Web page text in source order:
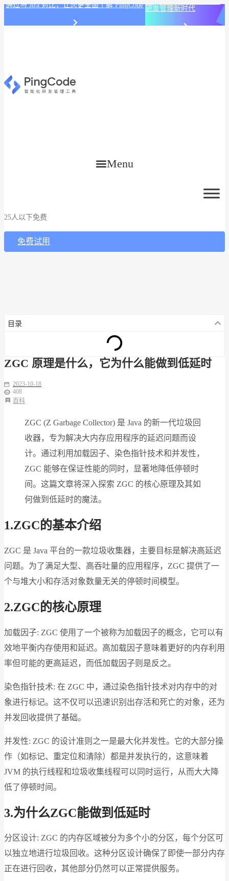
通过与 Jira 对比，让您更全面了解 PingCode 研发管理新时代
Menu
25人以下免费
免费试用
目录
ZGC 原理是什么，它为什么能做到低延时
2023-10-18
408
百科
ZGC (Z Garbage Collector) 是 Java 的新一代垃圾回
收器，专为解决大内存应用程序的延迟问题而设
计。通过利用加载因子、染色指针技术和并发性，
ZGC 能够在保证性能的同时，显著地降低停顿时
间。这篇文章将深入探索 ZGC 的核心原理及其如
何做到低延时的魔法。
1.ZGC的基本介绍
ZGC 是 Java 平台的一款垃圾收集器，主要目标是解决高延迟
问题。为了满足大型、高吞吐量的应用程序，ZGC 提供了一
个与堆大小和存活对象数量无关的停顿时间模型。
2.ZGC的核心原理
加载因子: ZGC 使用了一个被称为加载因子的概念，它可以有
效地平衡内存使用和延迟。高加载因子意味着更好的内存利用
率但可能的更高延迟，而低加载因子则是反之。
染色指针技术: 在 ZGC 中，通过染色指针技术对内存中的对
象进行标记。这不仅可以迅速识别出存活和死亡的对象，还为
并发回收提供了基础。
并发性: ZGC 的设计准则之一是最大化并发性。它的大部分操
作（如标记、重定位和清除）都是并发执行的，这意味着
JVM 的执行线程和垃圾收集线程可以同时运行，从而大大降
低了停顿时间。
3.为什么ZGC能做到低延时
分区设计: ZGC 的内存区域被分为多个小的分区，每个分区可
以独立地进行垃圾回收。这种分区设计确保了即使一部分内存
正在进行回收，其他部分仍然可以正常提供服务。